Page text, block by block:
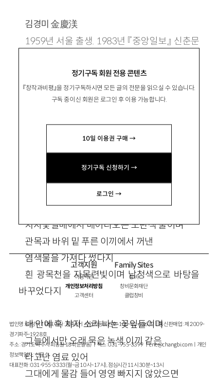
정기구독 회원 전용 콘텐츠
『창작과비평』을 정기구독하시면 모든 글의 전문을 읽으실 수 있습니다.
구독 중이신 회원은 로그인 후 이용 가능합니다.
10일 이용권 구매 →
정기구독 신청하기 →
로그인 →
김경미 金慶渼
1959년 서울 출생. 1983년 『중앙일보』 신춘문
랴』 『이기적인 슬픔을 위하여』 등이 있음.
비망록—그렇게 사랑이
옛 사람들은
치자꽃열매에서 배어나오는 노란색 물이며
관목과 바위 밑 푸른 이끼에서 꺼낸
염색물을 가져다 썼다지
흰 광목천을 자목련빛이며 남청색으로 바탕을
바꾸었다지
내 안에 혹 치자 소리 나는 꽃잎들이며
그늘에서만 오래 묵은 녹색 이끼 같은
타고난 염료 있어
그대에게 물감 들어 영영 빠지지 않았으면
고객지원
이용약관
개인정보처리방침
고객센터
Family Sites
창비
창비문화재단
클럽창비
법인명 : ㈜창비ㅣ대표이사 : 염종선ㅣ사업자등록번호 : 105-81-63672ㅣ통신판매업 : 제 2009-
경기파주-1928호
주소 : 경기도 파주시 회동길 184(문발동)ㅣ팩스 : 031-955-3399 ㅣcnc@changbi.com ㅣ개인
정보책임자 : 신문수
대표전화 : 031-955-3333(월~금 10시~17시), 점심시간 11시 30분~13시